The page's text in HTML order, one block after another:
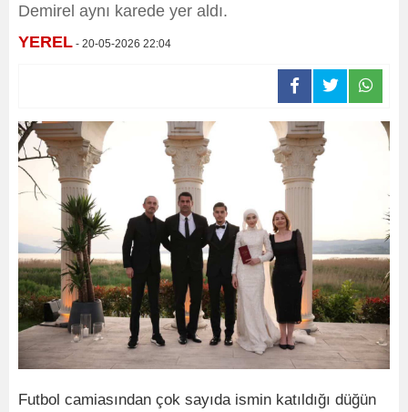
Demirel aynı karede yer aldı.
YEREL - 20-05-2026 22:04
Futbol camiasından çok sayıda ismin katıldığı düğün